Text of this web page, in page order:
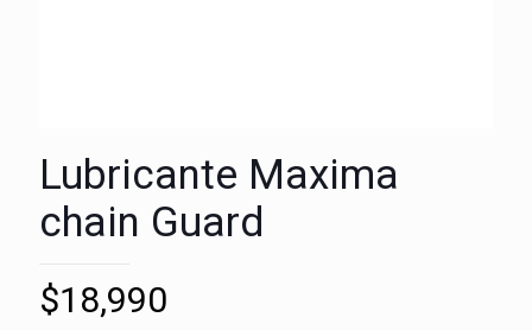
Lubricante Maxima
chain Guard
$18,990